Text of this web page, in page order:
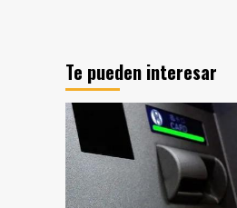
albiceleste
el
Polideportivo
Jaime
Zapata
Te pueden interesar